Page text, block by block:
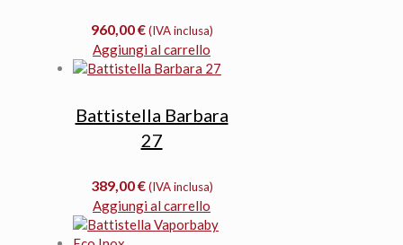
960,00€ (IVA inclusa)
Aggiungi al carrello
Battistella Barbara
27
389,00€ (IVA inclusa)
Aggiungi al carrello